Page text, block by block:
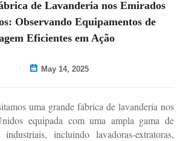
de Lavanderia nos Emirados
Observando Equipamentos de
Eficientes em Ação
May 14, 2025
uma grande fábrica de lavanderia nos
equipada com uma ampla gama de
incluindo lavadoras-extratoras,